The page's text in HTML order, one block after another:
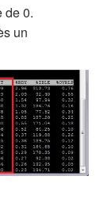
de 0.
un